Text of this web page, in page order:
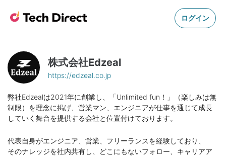
ログイン
株式会社Edzeal
https://edzeal.co.jp
弊社Edzealは2021年に創業し、「Unlimited fun！」（楽しみは無
制限）を理念に掲げ、営業マン、エンジニアが仕事を通じて成長
していく舞台を提供する会社と位置付けております。
代表自身がエンジニア、営業、フリーランスを経験しており、
そのナレッジを社内共有し、どこにもないフォロー、キャリアア